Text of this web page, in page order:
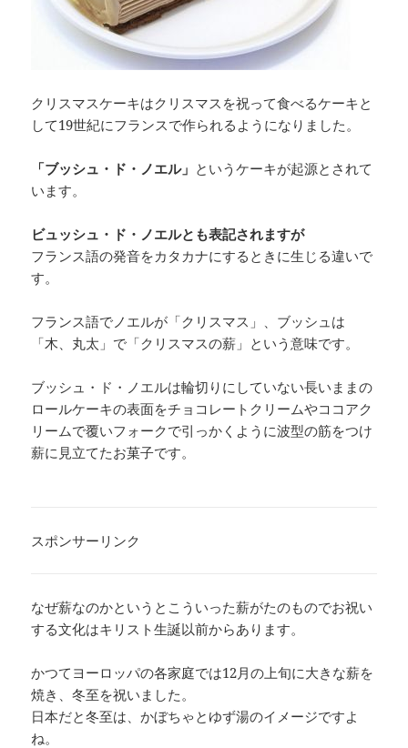
クリスマスケーキはクリスマスを祝って食べるケーキと
して19世紀にフランスで作られるようになりました。
「ブッシュ・ド・ノエル」 というケーキが起源とされて
います。
ビュッシュ・ド・ノエルとも表記されますが
フランス語の発音をカタカナにするときに生じる違いで
す。
フランス語でノエルが「クリスマス」、ブッシュは
「木、丸太」で「クリスマスの薪」という意味です。
ブッシュ・ド・ノエルは輪切りにしていない長いままの
ロールケーキの表面をチョコレートクリームやココアク
リームで覆いフォークで引っかくように波型の筋をつけ
薪に見立てたお菓子です。
スポンサーリンク
なぜ薪なのかというとこういった薪がたのものでお祝い
する文化はキリスト生誕以前からあります。
かつてヨーロッパの各家庭では12月の上旬に大きな薪を
焼き、冬至を祝いました。
日本だと冬至は、かぼちゃとゆず湯のイメージですよ
ね。